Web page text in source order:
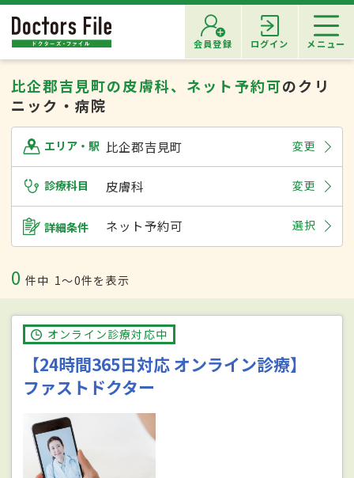
会員登録 ログイン メニュー
比企郡吉見町の皮膚科、ネット予約可のクリ
ニック・病院
エリア・駅 比企郡吉見町 変更
診療科目 皮膚科 変更
詳細条件 ネット予約可 選択
0 件中 1〜0件を表示
オンライン診療対応中
【24時間365日対応 オンライン診療】
ファストドクター